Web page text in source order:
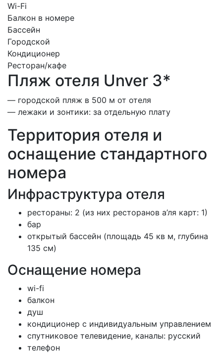
Wi-Fi
Балкон в номере
Бассейн
Городской
Кондиционер
Ресторан/кафе
Пляж отеля Unver 3*
— городской пляж в 500 м от отеля
— лежаки и зонтики: за отдельную плату
Территория отеля и
оснащение стандартного
номера
Инфраструктура отеля
рестораны: 2 (из них ресторанов а’ля карт: 1)
бар
открытый бассейн (площадь 45 кв м, глубина
135 см)
Оснащение номера
wi-fi
балкон
душ
кондиционер с индивидуальным управлением
спутниковое телевидение, каналы: русский
телефон